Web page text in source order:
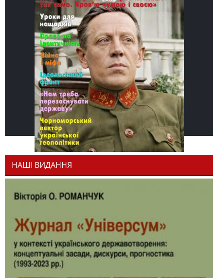
НАШІ ВИДАННЯ